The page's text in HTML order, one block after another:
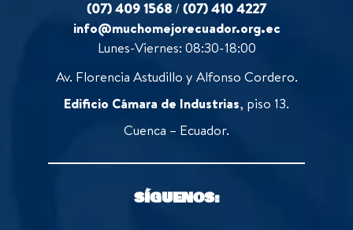
(07) 409 1568 /(07) 410 4227
info@muchomejorecuador.org.ec
Lunes-Viernes: 08:30-18:00
Av. Florencia Astudillo y Alfonso Cordero.
Edificio Cámara de Industrias, piso 13.
Cuenca – Ecuador.
SÍGUENOS: